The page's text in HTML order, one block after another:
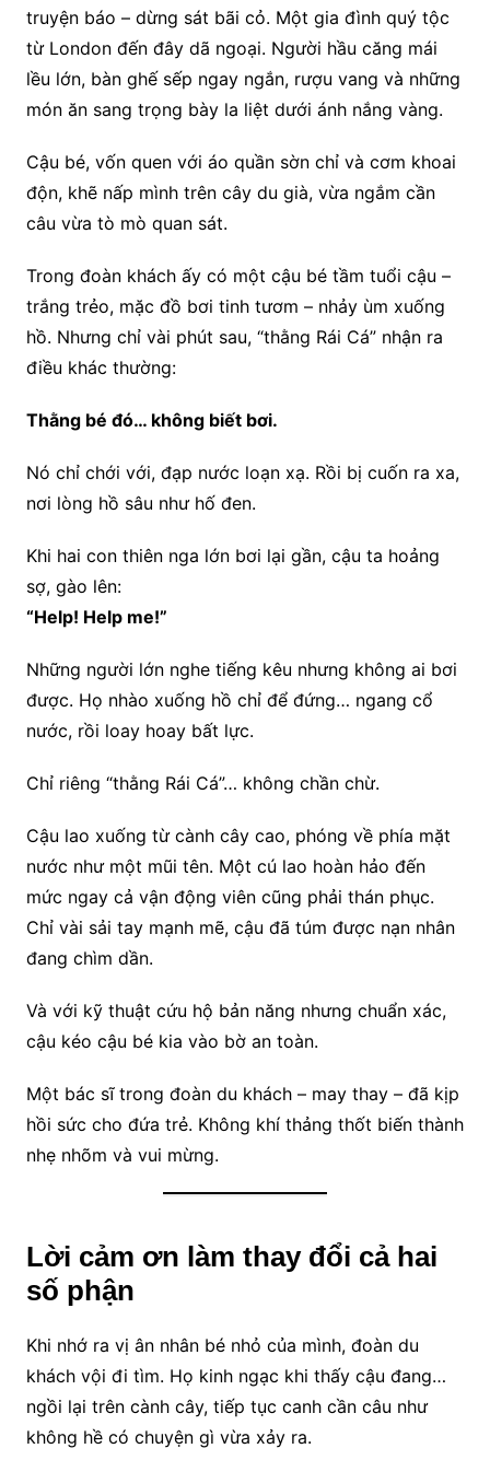
truyện báo – dừng sát bãi cỏ. Một gia đình quý tộc
từ London đến đây dã ngoại. Người hầu căng mái
lều lớn, bàn ghế sếp ngay ngắn, rượu vang và những
món ăn sang trọng bày la liệt dưới ánh nắng vàng.
Cậu bé, vốn quen với áo quần sờn chỉ và cơm khoai
độn, khẽ nấp mình trên cây du già, vừa ngắm cần
câu vừa tò mò quan sát.
Trong đoàn khách ấy có một cậu bé tầm tuổi cậu –
trắng trẻo, mặc đồ bơi tinh tươm – nhảy ùm xuống
hồ. Nhưng chỉ vài phút sau, “thằng Rái Cá” nhận ra
điều khác thường:
Thằng bé đó… không biết bơi.
Nó chỉ chới với, đạp nước loạn xạ. Rồi bị cuốn ra xa,
nơi lòng hồ sâu như hố đen.
Khi hai con thiên nga lớn bơi lại gần, cậu ta hoảng
sợ, gào lên:
“Help! Help me!”
Những người lớn nghe tiếng kêu nhưng không ai bơi
được. Họ nhào xuống hồ chỉ để đứng… ngang cổ
nước, rồi loay hoay bất lực.
Chỉ riêng “thằng Rái Cá”… không chần chừ.
Cậu lao xuống từ cành cây cao, phóng về phía mặt
nước như một mũi tên. Một cú lao hoàn hảo đến
mức ngay cả vận động viên cũng phải thán phục.
Chỉ vài sải tay mạnh mẽ, cậu đã túm được nạn nhân
đang chìm dần.
Và với kỹ thuật cứu hộ bản năng nhưng chuẩn xác,
cậu kéo cậu bé kia vào bờ an toàn.
Một bác sĩ trong đoàn du khách – may thay – đã kịp
hồi sức cho đứa trẻ. Không khí thảng thốt biến thành
nhẹ nhõm và vui mừng.
Lời cảm ơn làm thay đổi cả hai
số phận
Khi nhớ ra vị ân nhân bé nhỏ của mình, đoàn du
khách vội đi tìm. Họ kinh ngạc khi thấy cậu đang…
ngồi lại trên cành cây, tiếp tục canh cần câu như
không hề có chuyện gì vừa xảy ra.